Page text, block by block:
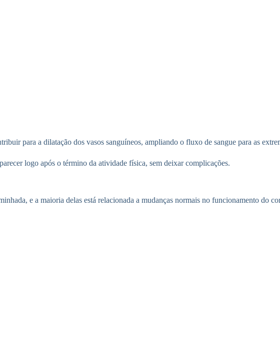
para a dilatação dos vasos sanguíneos, ampliando o fluxo de sangue para as
logo após o término da atividade física, sem deixar complicações.
e a maioria delas está relacionada a mudanças normais no funcionamento do